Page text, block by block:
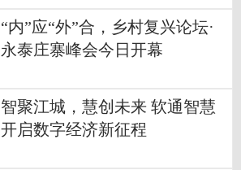
“内”应“外”合，乡村复兴论坛·
永泰庄寨峰会今日开幕
智聚江城，慧创未来 软通智慧
开启数字经济新征程